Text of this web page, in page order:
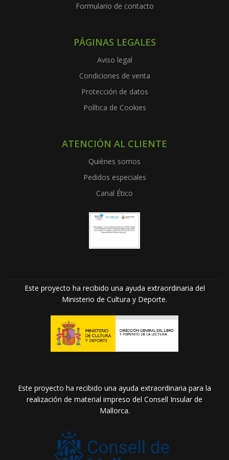
Formulario de contacto
PÁGINAS LEGALES
Aviso legal
Condiciones de venta
Protección de datos
Política de Cookies
ATENCIÓN AL CLIENTE
Quiénes somos
Pedidos especiales
Canal Ético
Este proyecto ha recibido una ayuda extraordinaria del
Ministerio de Cultura y Deporte.
Este proyecto ha recibido una ayuda extraordinaria para la
realización de material impreso del Consell Insular de
Mallorca.